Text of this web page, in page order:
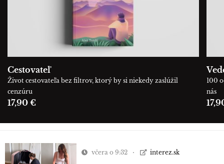
Cestovateľ
Život cestovateľa bez filtrov, ktorý by si niekedy zaslúžil
cenzúru
17,90 €
100
nás
včera o 9:32 interez.sk